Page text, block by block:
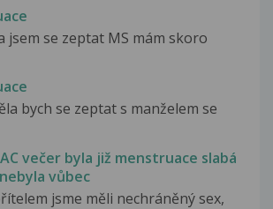
jsem se zeptat MS mám skoro
bych se zeptat s manželem se
večer byla již menstruace slabá
vůbec
jsme měli nechráněný sex,